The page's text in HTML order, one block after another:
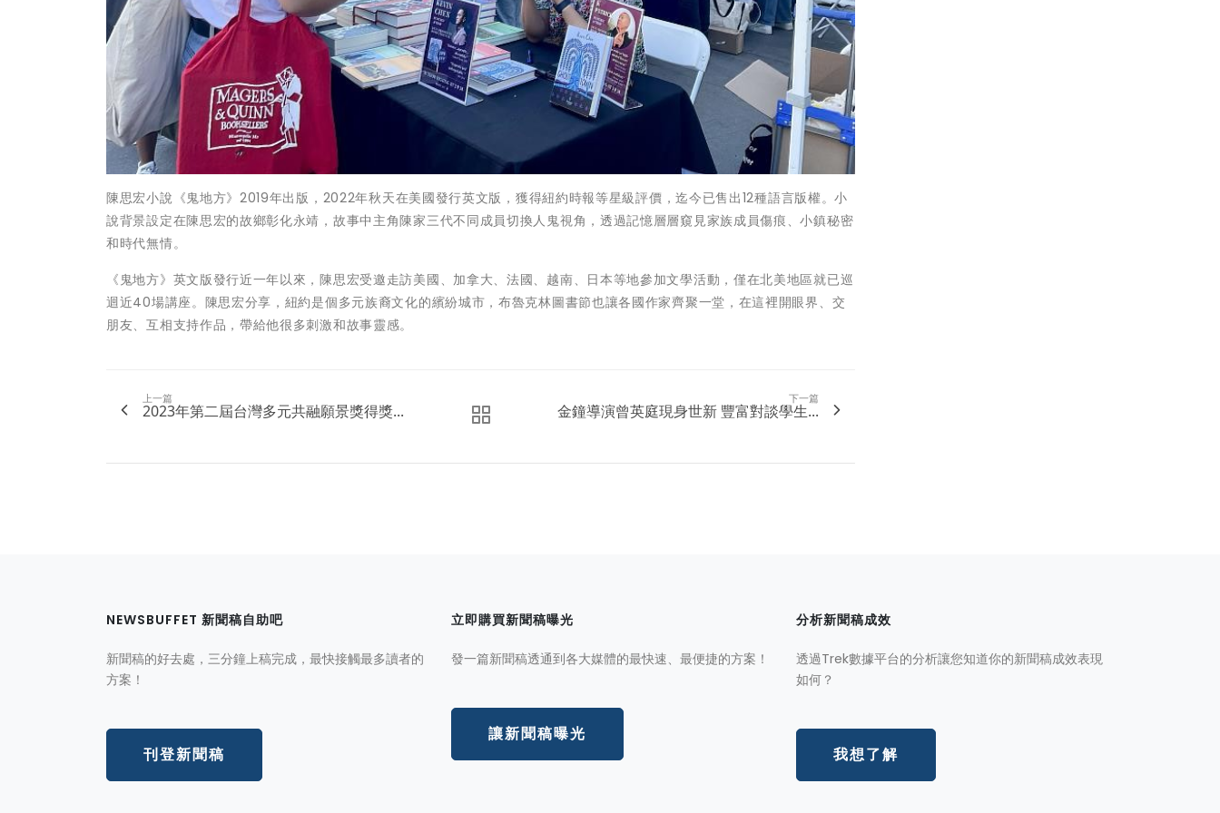
陳思宏小說《鬼地方》2019年出版，2022年秋天在美國發行英文版，獲得紐約時報等星級評價，迄今已售出12種語言版權。小
說背景設定在陳思宏的故鄉彰化永靖，故事中主角陳家三代不同成員切換人鬼視角，透過記憶層層窺見家族成員傷痕、小鎮秘密
和時代無情。
《鬼地方》英文版發行近一年以來，陳思宏受邀走訪美國、加拿大、法國、越南、日本等地參加文學活動，僅在北美地區就已巡
迴近40場講座。陳思宏分享，紐約是個多元族裔文化的繽紛城市，布魯克林圖書節也讓各國作家齊聚一堂，在這裡開眼界、交
朋友、互相支持作品，帶給他很多刺激和故事靈感。
上一篇
2023年第二屆台灣多元共融願景獎得獎...
下一篇
金鐘導演曾英庭現身世新 豐富對談學生...
NEWSBUFFET 新聞稿自助吧
新聞稿的好去處，三分鐘上稿完成，最快接觸最多讀者的
方案！
刊登新聞稿
立即購買新聞稿曝光
發一篇新聞稿透通到各大媒體的最快速、最便捷的方案！
讓新聞稿曝光
分析新聞稿成效
透過Trek數據平台的分析讓您知道你的新聞稿成效表現
如何？
我想了解